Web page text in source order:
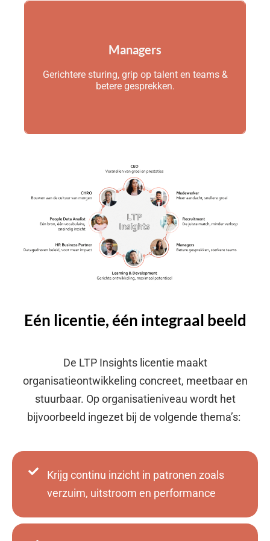
Managers
Gerichtere sturing, grip op talent en teams &
betere gesprekken.
Managers
Gerichtere sturing, grip op talent en teams &
betere gesprekken.
Eén licentie, één integraal beeld
De LTP Insights licentie maakt
organisatieontwikkeling concreet, meetbaar en
stuurbaar. Op organisatieniveau wordt het
bijvoorbeeld ingezet bij de volgende thema’s:
Krijg continu inzicht in patronen zoals
verzuim, uitstroom en performance